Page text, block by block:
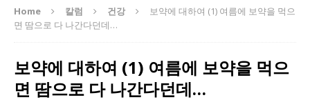
Home 칼럼 건강
보약에 대하여 (1) 여름에 보약을 먹으
면 땀으로 다 나간다던데…
보약에 대하여 (1) 여름에 보약을 먹으
면 땀으로 다 나간다던데…